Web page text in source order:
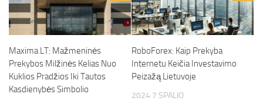
Maxima LT: Mažmeninės
Prekybos Milžinės Kelias Nuo
Kuklios Pradžios Iki Tautos
Kasdienybės Simbolio
RoboForex: Kaip Prekyba
Internetu Keičia Investavimo
Peizažą Lietuvoje
2024 7 SPALIO